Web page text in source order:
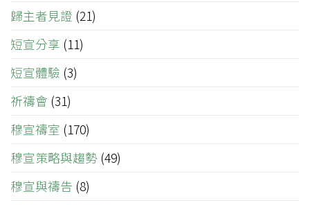
歸主者見證 (21)
短宣分享 (11)
短宣體驗 (3)
祈禱會 (31)
穆宣禱室 (170)
穆宣策略與趨勢 (49)
穆宣與禱告 (8)